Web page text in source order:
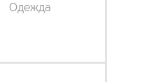
Одежда